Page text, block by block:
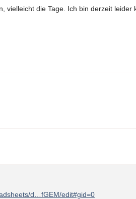
vielleicht die Tage. Ich bin derzeit
d…fGEM/edit#gid=0